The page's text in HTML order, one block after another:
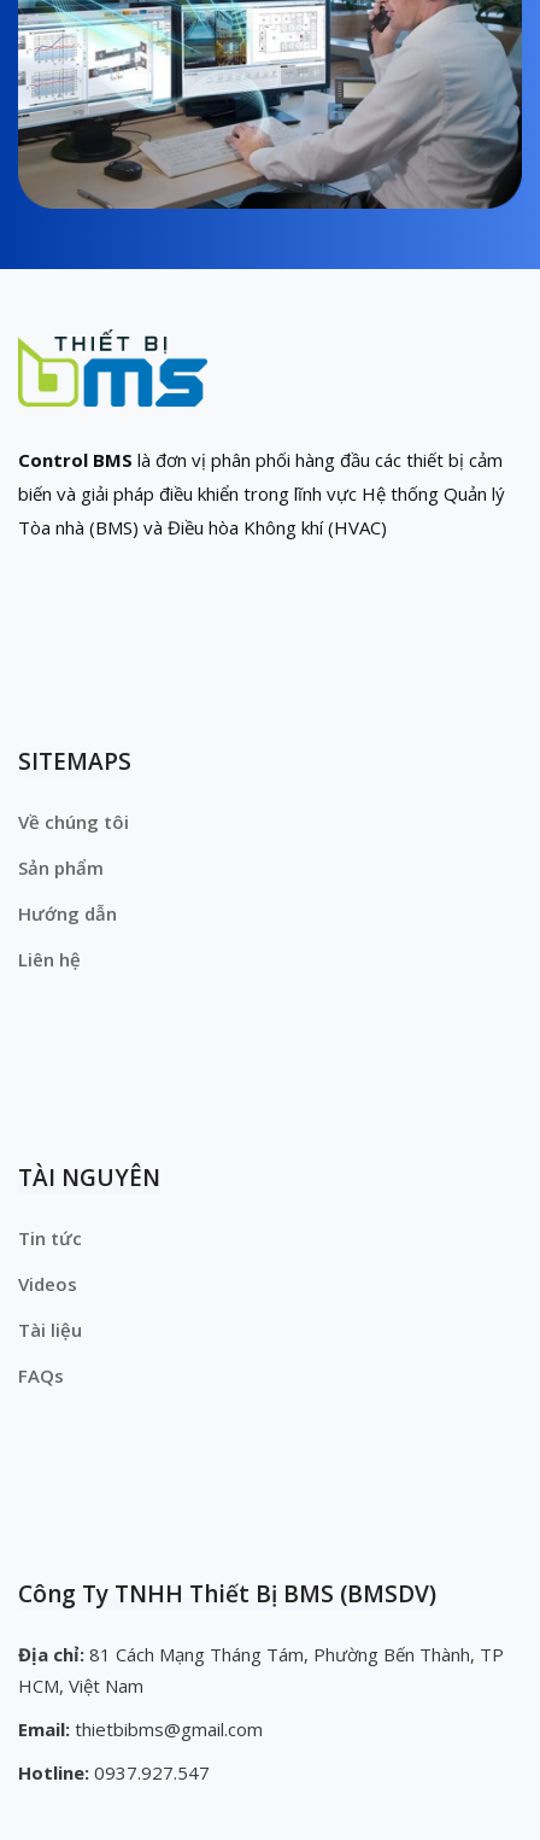
Control BMS là đơn vị phân phối hàng đầu các thiết bị cảm
biến và giải pháp điều khiển trong lĩnh vực Hệ thống Quản lý
Tòa nhà (BMS) và Điều hòa Không khí (HVAC)
SITEMAPS
Về chúng tôi
Sản phẩm
Hướng dẫn
Liên hệ
TÀI NGUYÊN
Tin tức
Videos
Tài liệu
FAQs
Công Ty TNHH Thiết Bị BMS (BMSDV)
Địa chỉ: 81 Cách Mạng Tháng Tám, Phường Bến Thành, TP
HCM, Việt Nam
Email: thietbibms@gmail.com
Hotline: 0937.927.547